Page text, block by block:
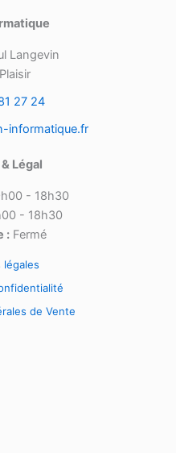
Langevin
27 24
informatique.fr
Légal
- 18h30
- 18h30
:Fermé
légales
de Vente